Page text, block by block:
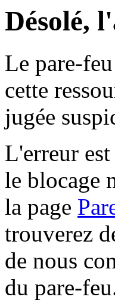
Désolé,
Le pare-
cette
jugée
L'erreur
le blocage
la page
trouverez
de nous
du pare-